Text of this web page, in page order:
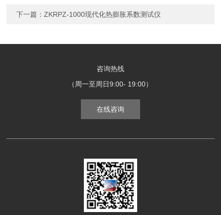
下一篇：ZKRPZ-1000现代化热膨胀系数测试仪
咨询热线
（周一至周日9:00- 19:00）
在线咨询